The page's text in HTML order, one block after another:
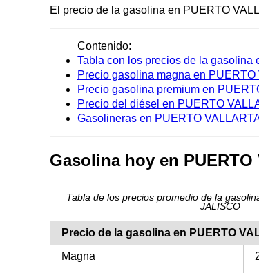
El precio de la gasolina en PUERTO
Contenido:
Tabla con los precios de la gasolina
Precio gasolina magna en PUERTO
Precio gasolina premium en
Precio del diésel en PUERTO
Gasolineras en PUERTO
Gasolina hoy en PUERTO
Tabla de los precios promedio de la
JALISCO
Precio de la gasolina en PUERTO
Magna